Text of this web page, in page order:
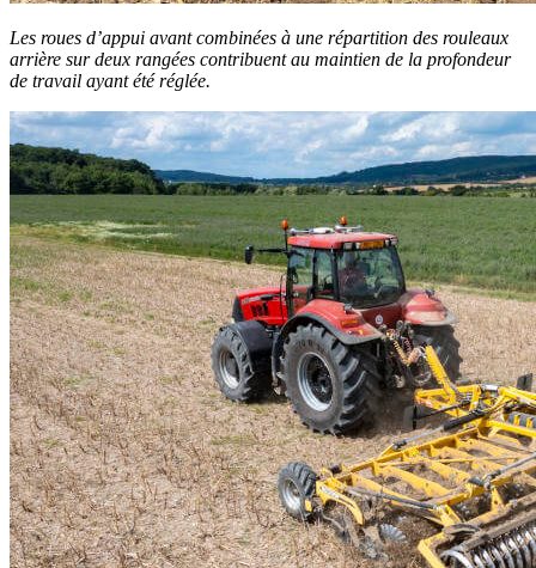
Les roues d’appui avant combinées à une répartition des rouleaux
arrière sur deux rangées contribuent au maintien de la profondeur
de travail ayant été réglée.